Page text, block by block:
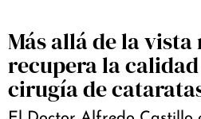
Más allá de la
recupera la
cirugía de